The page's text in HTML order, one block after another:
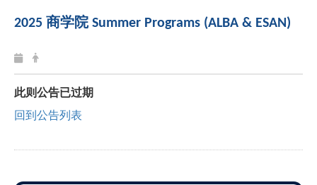
2025 商学院 Summer Programs (ALBA & ESAN)
此则公告已过期
回到公告列表